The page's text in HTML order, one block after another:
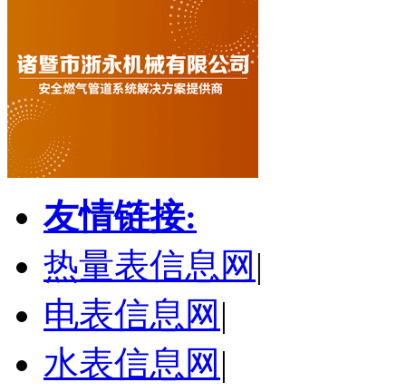
友情链接:
热量表信息网 |
电表信息网 |
水表信息网 |